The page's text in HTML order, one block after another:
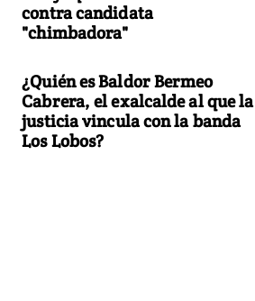
contra candidata
"chimbadora"
¿Quién es Baldor Bermeo
Cabrera, el exalcalde al que la
justicia vincula con la banda
Los Lobos?